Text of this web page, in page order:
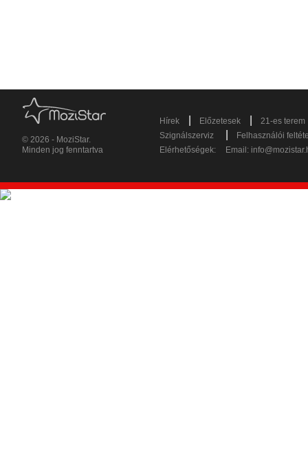
© 2026 - MoziStar.
Minden jog fenntartva
Hírek Előzetesek
21-es terem
Szignálszerviz
Felhasználói
Elérhetőségek:
Email: